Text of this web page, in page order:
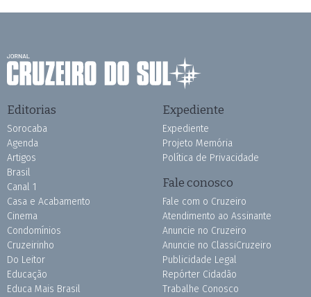
Editorias
Sorocaba
Agenda
Artigos
Brasil
Canal 1
Casa e Acabamento
Cinema
Condomínios
Cruzeirinho
Do Leitor
Educação
Educa Mais Brasil
Expediente
Expediente
Projeto Memória
Política de Privacidade
Fale conosco
Fale com o Cruzeiro
Atendimento ao Assinante
Anuncie no Cruzeiro
Anuncie no ClassiCruzeiro
Publicidade Legal
Repórter Cidadão
Trabalhe Conosco